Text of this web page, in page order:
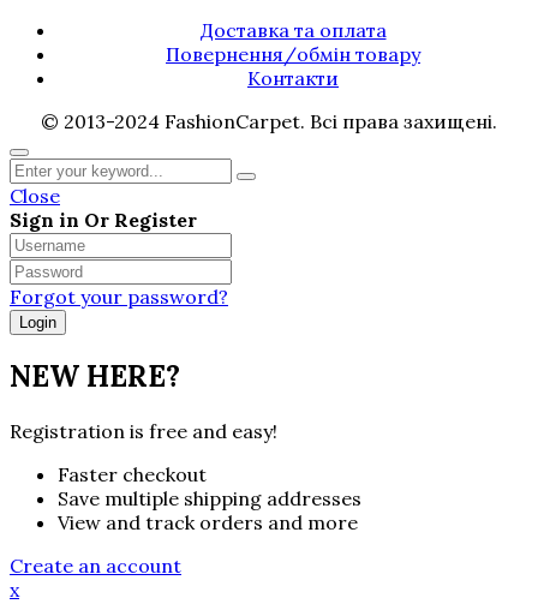
Доставка та оплата
Повернення/обмін товару
Контакти
© 2013-2024 FashionCarpet. Всі права захищені.
Close
Sign in Or Register
Forgot your password?
NEW HERE?
Registration is free and easy!
Faster checkout
Save multiple shipping addresses
View and track orders and more
Create an account
x